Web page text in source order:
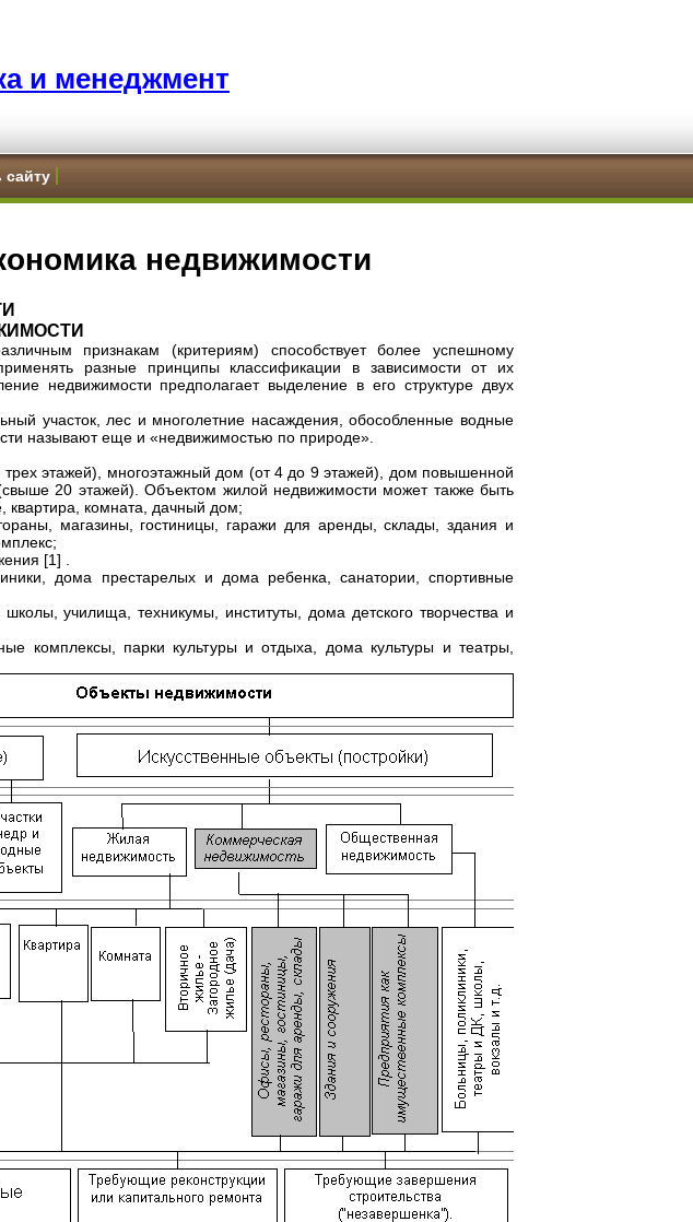
и менеджмент
недвижимости
признакам (критериям) способствует более успешному
разные принципы классификации в зависимости от их
недвижимости предполагает выделение в его структуре двух
участок, лес и многолетние насаждения, обособленные водные
называют еще и «недвижимостью по природе».
этажей), многоэтажный дом (от 4 до 9 этажей), дом повышенной
20 этажей). Объектом жилой недвижимости может также быть
квартира, комната, дачный дом;
магазины, гостиницы, гаражи для аренды, склады, здания и
[1] .
дома престарелых и дома ребенка, санатории, спортивные
училища, техникумы, институты, дома детского творчества и
комплексы, парки культуры и отдыха, дома культуры и театры,